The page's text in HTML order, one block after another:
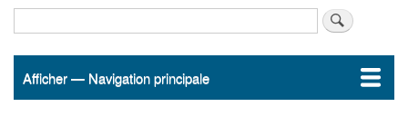
Navigation
Afficher — Navigation principale